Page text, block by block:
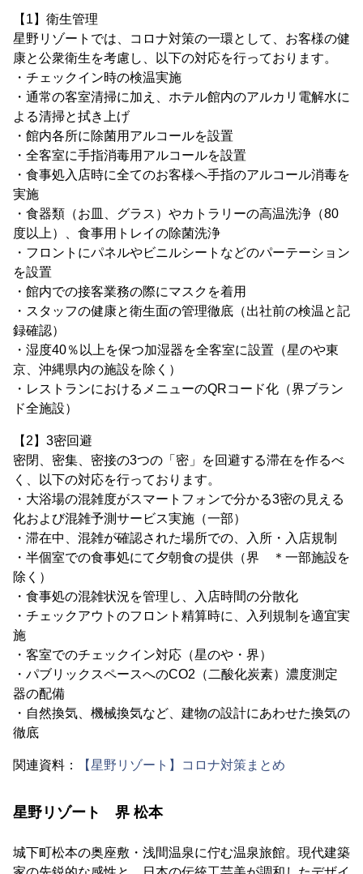
【1】衛生管理
星野リゾートでは、コロナ対策の一環として、お客様の健
康と公衆衛生を考慮し、以下の対応を行っております。
・チェックイン時の検温実施
・通常の客室清掃に加え、ホテル館内のアルカリ電解水に
よる清掃と拭き上げ
・館内各所に除菌用アルコールを設置
・全客室に手指消毒用アルコールを設置
・食事処入店時に全てのお客様へ手指のアルコール消毒を
実施
・食器類（お皿、グラス）やカトラリーの高温洗浄（80
度以上）、食事用トレイの除菌洗浄
・フロントにパネルやビニルシートなどのパーテーション
を設置
・館内での接客業務の際にマスクを着用
・スタッフの健康と衛生面の管理徹底（出社前の検温と記
録確認）
・湿度40％以上を保つ加湿器を全客室に設置（星のや東
京、沖縄県内の施設を除く）
・レストランにおけるメニューのQRコード化（界ブラン
ド全施設）
【2】3密回避
密閉、密集、密接の3つの「密」を回避する滞在を作るべ
く、以下の対応を行っております。
・大浴場の混雑度がスマートフォンで分かる3密の見える
化および混雑予測サービス実施（一部）
・滞在中、混雑が確認された場所での、入所・入店規制
・半個室での食事処にて夕朝食の提供（界 ＊一部施設を
除く）
・食事処の混雑状況を管理し、入店時間の分散化
・チェックアウトのフロント精算時に、入列規制を適宜実
施
・客室でのチェックイン対応（星のや・界）
・パブリックスペースへのCO2（二酸化炭素）濃度測定
器の配備
・自然換気、機械換気など、建物の設計にあわせた換気の
徹底
関連資料： 【星野リゾート】コロナ対策まとめ
星野リゾート 界 松本
城下町松本の奥座敷・浅間温泉に佇む温泉旅館。現代建築